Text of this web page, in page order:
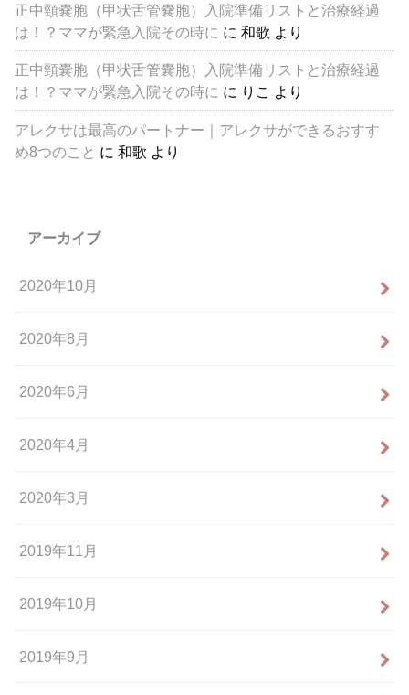
正中頸嚢胞（甲状舌管嚢胞）入院準備リストと治療経過
は！？ママが緊急入院その時に に和歌 より
正中頸嚢胞（甲状舌管嚢胞）入院準備リストと治療経過
は！？ママが緊急入院その時に に りこ より
アレクサは最高のパートナー｜アレクサができるおすす
め8つのこと に和歌 より
アーカイブ
2020年10月
2020年8月
2020年6月
2020年4月
2020年3月
2019年11月
2019年10月
2019年9月